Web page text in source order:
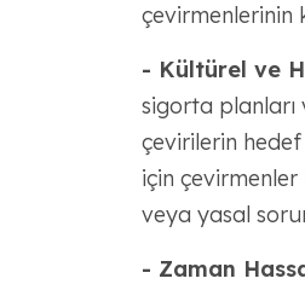
çevirmenlerinin
- Kültürel ve
sigorta
çevirilerin
için çevirmenler
veya yasal
- Zaman